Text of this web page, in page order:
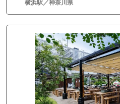
横浜駅／神奈川県